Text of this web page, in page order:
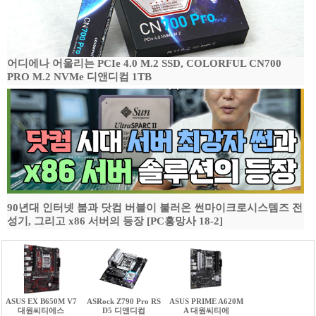
어디에나 어울리는 PCIe 4.0 M.2 SSD, COLORFUL CN700
PRO M.2 NVMe 디앤디컴 1TB
90년대 인터넷 붐과 닷컴 버블이 불러온 썬마이크로시스템즈 전
성기, 그리고 x86 서버의 등장 [PC흥망사 18-2]